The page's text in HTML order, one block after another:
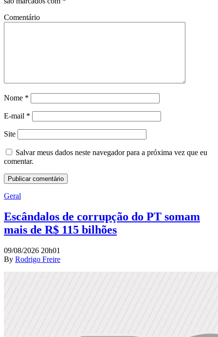
Comentário
Nome *
E-mail *
Site
Salvar meus dados neste navegador para a próxima vez que eu
comentar.
Geral
Escândalos de corrupção do PT somam
mais de R$ 115 bilhões
09/08/2026 20h01
By Rodrigo Freire